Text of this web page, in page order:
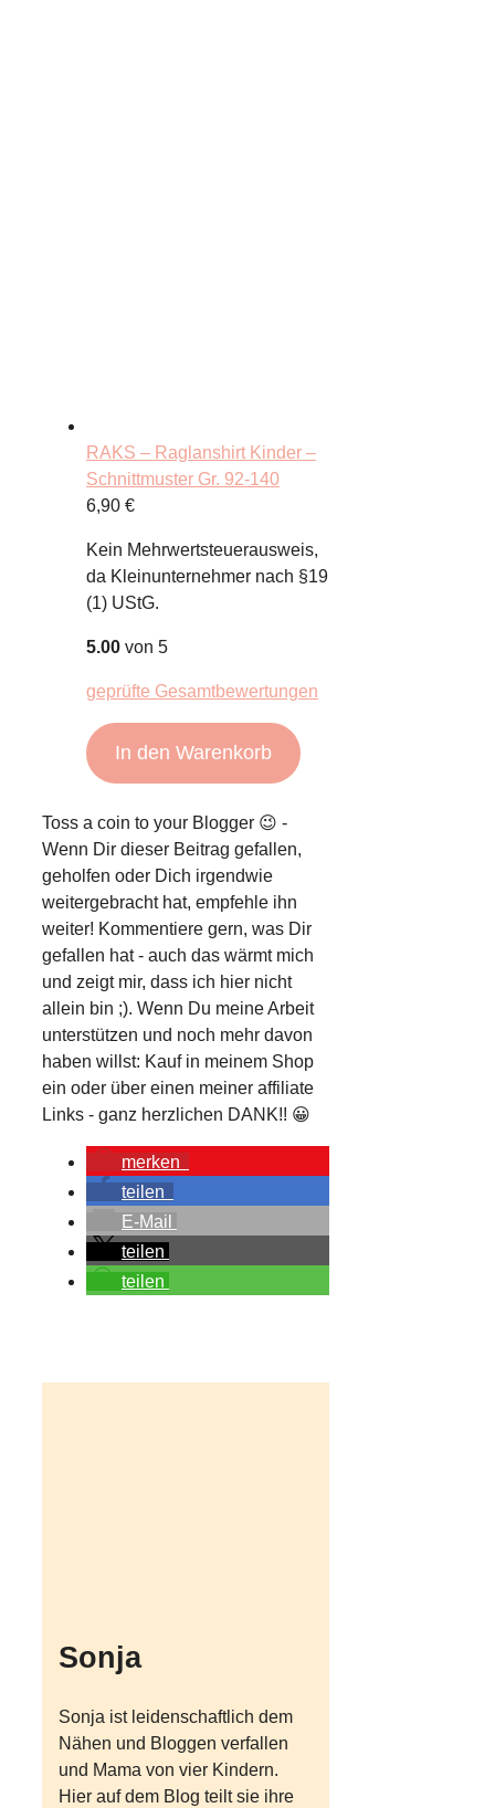
RAKS – Raglanshirt Kinder –
Schnittmuster Gr. 92-140
6,90 €
Kein Mehrwertsteuerausweis,
da Kleinunternehmer nach §19
(1) UStG.
5.00 von 5
geprüfte Gesamtbewertungen
In den Warenkorb
Toss a coin to your Blogger 😉 -
Wenn Dir dieser Beitrag gefallen,
geholfen oder Dich irgendwie
weitergebracht hat, empfehle ihn
weiter! Kommentiere gern, was Dir
gefallen hat - auch das wärmt mich
und zeigt mir, dass ich hier nicht
allein bin ;). Wenn Du meine Arbeit
unterstützen und noch mehr davon
haben willst: Kauf in meinem Shop
ein oder über einen meiner affiliate
Links - ganz herzlichen DANK!! 😀
merken
teilen
E-Mail
teilen
teilen
Sonja
Sonja ist leidenschaftlich dem
Nähen und Bloggen verfallen
und Mama von vier Kindern.
Hier auf dem Blog teilt sie ihre